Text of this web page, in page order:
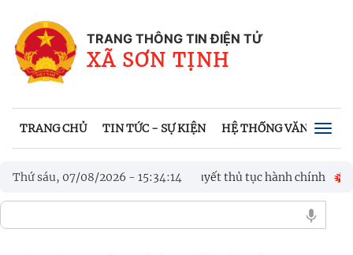
TRANG THÔNG TIN ĐIỆN TỬ
XÃ SƠN TỊNH
TRANG CHỦ TIN TỨC - SỰ KIỆN HỆ THỐNG VĂN BẢN
Thứ sáu, 07/08/2026 - 15:34:17
xã hội trong giải quyết thủ tục hành chính
TRUNG
TỊNH LẦN THỨ I NĂM 2026